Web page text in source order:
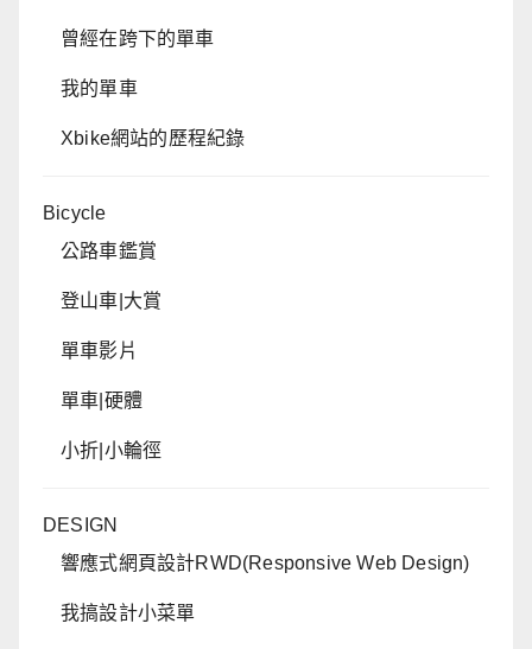
曾經在跨下的單車
我的單車
Xbike網站的歷程紀錄
Bicycle
公路車鑑賞
登山車|大賞
單車影片
單車|硬體
小折|小輪徑
DESIGN
響應式網頁設計RWD(Responsive Web Design)
我搞設計小菜單